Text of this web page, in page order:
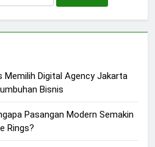
Memilih Digital Agency Jakarta
Bisnis
Pasangan Modern Semakin
Rings?